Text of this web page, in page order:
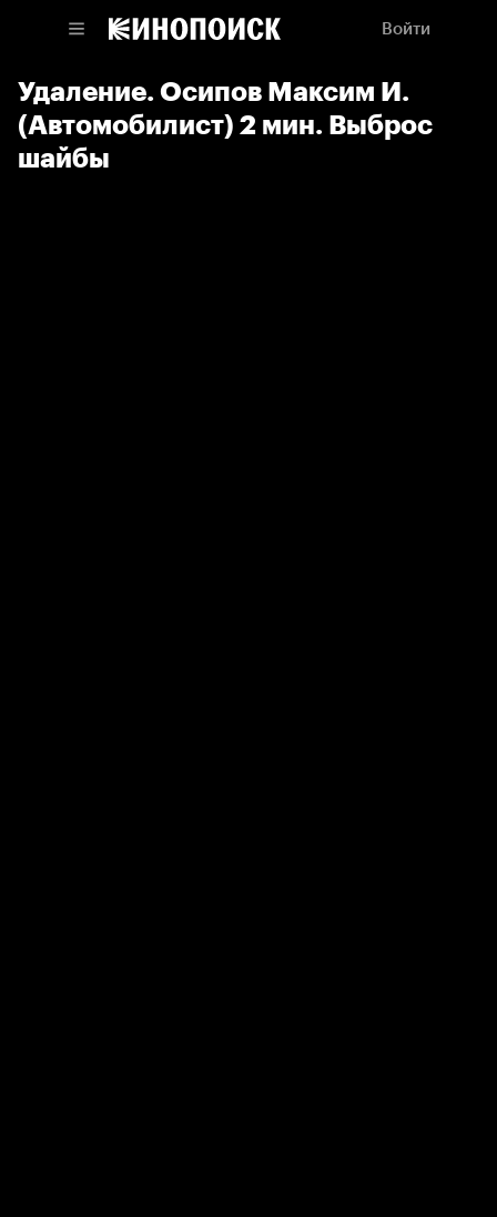
Войти
Удаление. Осипов Максим И.
(Автомобилист) 2 мин. Выброс
шайбы